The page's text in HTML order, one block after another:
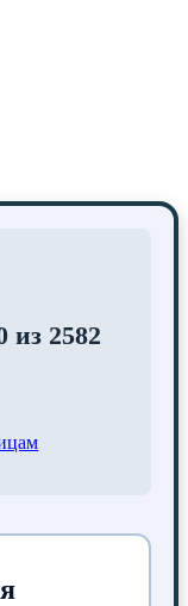
из 2582